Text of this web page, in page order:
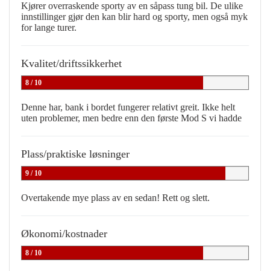
Kjører overraskende sporty av en såpass tung bil. De ulike
innstillinger gjør den kan blir hard og sporty, men også myk
for lange turer.
Kvalitet/driftssikkerhet
8 / 10
Denne har, bank i bordet fungerer relativt greit. Ikke helt
uten problemer, men bedre enn den første Mod S vi hadde
Plass/praktiske løsninger
9 / 10
Overtakende mye plass av en sedan! Rett og slett.
Økonomi/kostnader
8 / 10